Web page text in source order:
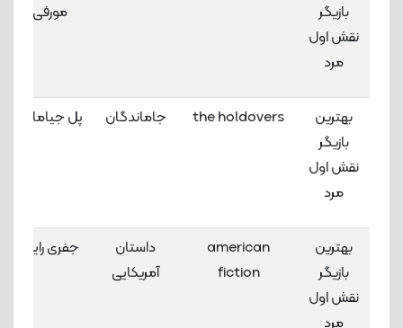
بازیگر
نقش اول
مرد
مورفی
بهترین
بازیگر
نقش اول
مرد
the holdovers جاماندگان پل جیاماتی
بهترین
بازیگر
نقش اول
american
fiction
داستان
آمریکایی
جفری رایت